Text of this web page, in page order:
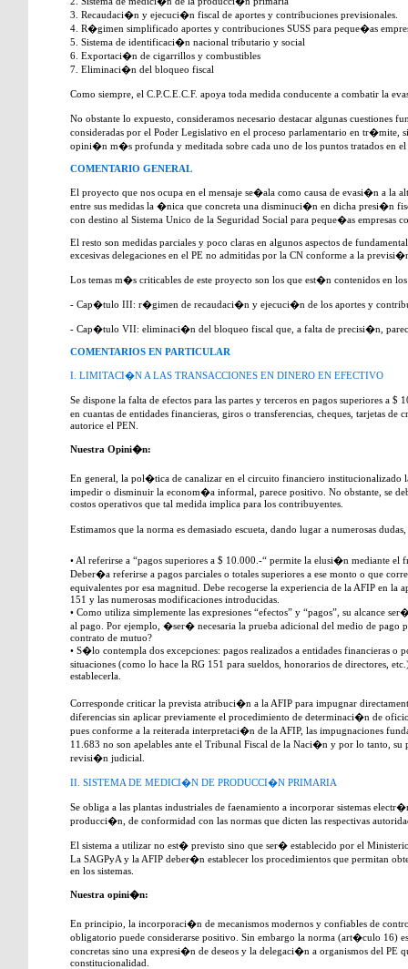
3. Recaudaci�n y ejecuci�n fiscal de aportes y contribuciones previsionales.
4. R�gimen simplificado aportes y contribuciones SUSS para peque�as
5. Sistema de identificaci�n nacional tributario y social
6. Exportaci�n de cigarrillos y combustibles
7. Eliminaci�n del bloqueo fiscal
Como siempre, el C.P.C.E.C.F. apoya toda medida conducente a combatir la
No obstante lo expuesto, consideramos necesario destacar algunas cuestiones
consideradas por el Poder Legislativo en el proceso parlamentario en tr�mite,
opini�n m�s profunda y meditada sobre cada uno de los puntos tratados en
COMENTARIO GENERAL
El proyecto que nos ocupa en el mensaje se�ala como causa de evasi�n a la
entre sus medidas la �nica que concreta una disminuci�n en dicha presi�n
con destino al Sistema Unico de la Seguridad Social para peque�as empresas
El resto son medidas parciales y poco claras en algunos aspectos de
excesivas delegaciones en el PE no admitidas por la CN conforme a la
Los temas m�s criticables de este proyecto son los que est�n contenidos en
- Cap�tulo III: r�gimen de recaudaci�n y ejecuci�n de los aportes y
- Cap�tulo VII: eliminaci�n del bloqueo fiscal que, a falta de precisi�n,
COMENTARIOS EN PARTICULAR
I. LIMITACI�N A LAS TRANSACCIONES EN DINERO EN EFECTIVO
Se dispone la falta de efectos para las partes y terceros en pagos superiores a
en cuantas de entidades financieras, giros o transferencias, cheques, tarjetas
autorice el PEN.
Nuestra Opini�n:
En general, la pol�tica de canalizar en el circuito financiero institucionalizado
impedir o disminuir la econom�a informal, parece positivo. No obstante, se
costos operativos que tal medida implica para los contribuyentes.
Estimamos que la norma es demasiado escueta, dando lugar a numerosas dudas,
• Al referirse a “pagos superiores a $ 10.000.-“ permite la elusi�n mediante el
Deber�a referirse a pagos parciales o totales superiores a ese monto o que
equivalentes por esa magnitud. Debe recogerse la experiencia de la AFIP en
151 y las numerosas modificaciones introducidas.
• Como utiliza simplemente las expresiones “efectos” y “pagos”, su alcance
al pago. Por ejemplo, �ser� necesaria la prueba adicional del medio de pago
contrato de mutuo?
• S�lo contempla dos excepciones: pagos realizados a entidades financieras
situaciones (como lo hace la RG 151 para sueldos, honorarios de directores,
establecerla.
Corresponde criticar la prevista atribuci�n a la AFIP para impugnar
diferencias sin aplicar previamente el procedimiento de determinaci�n de
pues conforme a la reiterada interpretaci�n de la AFIP, las impugnaciones
11.683 no son apelables ante el Tribunal Fiscal de la Naci�n y por lo tanto, su
revisi�n judicial.
II. SISTEMA DE MEDICI�N DE PRODUCCI�N PRIMARIA
Se obliga a las plantas industriales de faenamiento a incorporar sistemas
producci�n, de conformidad con las normas que dicten las respectivas
El sistema a utilizar no est� previsto sino que ser� establecido por el
La SAGPyA y la AFIP deber�n establecer los procedimientos que permitan
en los sistemas.
Nuestra opini�n:
En principio, la incorporaci�n de mecanismos modernos y confiables de
obligatorio puede considerarse positivo. Sin embargo la norma (art�culo 16)
concretas sino una expresi�n de deseos y la delegaci�n a organismos del PE
constitucionalidad.